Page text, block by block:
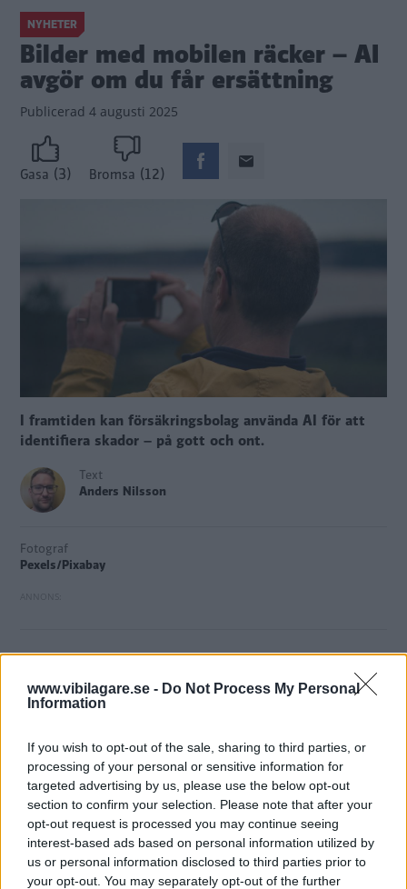
www.vibilagare.se - Do Not Process My Personal
Information
If you wish to opt-out of the sale, sharing to third parties, or
processing of your personal or sensitive information for
targeted advertising by us, please use the below opt-out
section to confirm your selection. Please note that after your
opt-out request is processed you may continue seeing
interest-based ads based on personal information utilized by
us or personal information disclosed to third parties prior to
your opt-out. You may separately opt-out of the further
NYHETER
Bilder med mobilen räcker – AI
avgör om du får ersättning
Publicerad 4 augusti 2025
Gasa (3) Bromsa (12)
I framtiden kan försäkringsbolag använda AI för att
identifiera skador – på gott och ont.
Text
Anders Nilsson
Fotograf
Pexels/Pixabay
För entid sedan introducerade biluthyrningsfirman Hertz
nya, kontroversiella bilscannrar. Med hjälp av AI
identifierar de skador på fordon – ibland så små att de
teknik används nu av försäkringsbolag, rapporterar
Carscoops.
Ett israeliskt startupföretag erbjuder ett liknande verktyg
för skadekontroll till försäkringsbolag och återförsäljare i
USA.
Företaget använder AI och ett egenutvecklat system som